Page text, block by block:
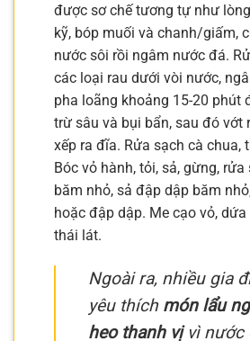
được sơ chế tương tự như
kỹ, bóp muối và chanh/giấm,
nước sôi rồi ngâm nước đá.
các loại rau dưới vòi nước,
pha loãng khoảng 15-20 phút
trừ sâu và bụi bẩn, sau đó vớt
xếp ra đĩa. Rửa sạch cà chua,
Bóc vỏ hành, tỏi, sả, gừng,
băm nhỏ, sả đập dập băm
hoặc đập dập. Me cạo vỏ,
thái lát.
Ngoài ra, nhiều gia
yêu thích món lẩu
heo thanh vịvì nước